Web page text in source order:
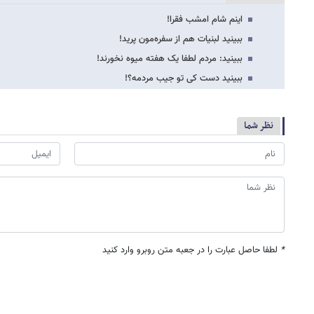
اینم شام امشب فقرا!
ببینید لبنیات هم از سفره‌مون پرید!
ببینید: مردم لطفا یک هفته میوه نخورند!
ببینید دست‌ کی تو جیب مردمه؟!
نظر شما
* لطفا حاصل عبارت را در جعبه متن روبرو وارد کنید